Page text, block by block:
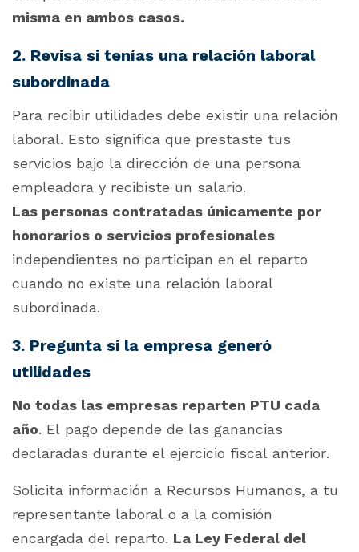
misma en ambos casos.
2. Revisa si tenías una relación laboral
subordinada
Para recibir utilidades debe existir una relación
laboral. Esto significa que prestaste tus
servicios bajo la dirección de una persona
empleadora y recibiste un salario.
Las personas contratadas únicamente por
honorarios o servicios profesionales
independientes no participan en el reparto
cuando no existe una relación laboral
subordinada.
3. Pregunta si la empresa generó
utilidades
No todas las empresas reparten PTU cada
año. El pago depende de las ganancias
declaradas durante el ejercicio fiscal anterior.
Solicita información a Recursos Humanos, a tu
representante laboral o a la comisión
encargada del reparto. La Ley Federal del